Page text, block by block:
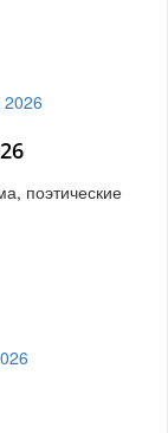
поэтические